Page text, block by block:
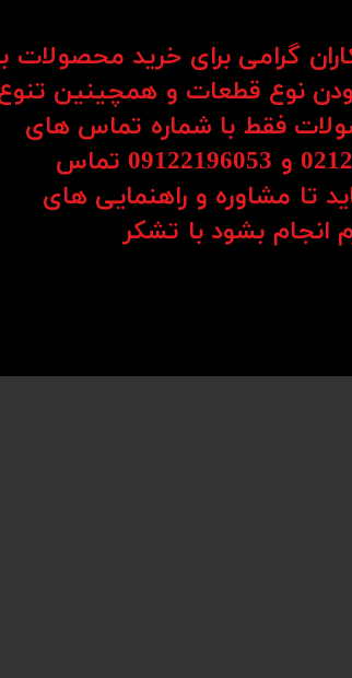
گرامی برای خرید محصولات
نوع قطعات و همچینین
فقط با شماره تماس های
تماس
تا مشاوره و راهنمایی های
انجام بشود با تشکر​​​​​​​